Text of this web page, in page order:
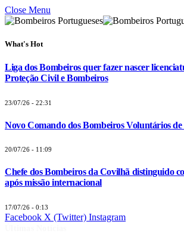
Close Menu
What's Hot
Liga dos Bombeiros quer fazer nascer
Proteção Civil e Bombeiros
23/07/26 - 22:31
Novo Comando dos Bombeiros Voluntários de
20/07/26 - 11:09
Chefe dos Bombeiros da Covilhã distinguido
após missão internacional
17/07/26 - 0:13
Facebook X (Twitter) Instagram